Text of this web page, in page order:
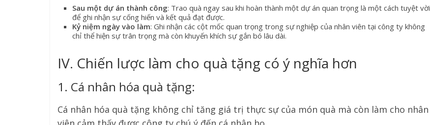
Sau một dự án thành công: Trao quà ngay sau khi hoàn thành một dự án quan trọng là một cách tuyệt vời
để ghi nhận sự cống hiến và kết quả đạt được.
Kỷ niệm ngày vào làm: Ghi nhận các cột mốc quan trọng trong sự nghiệp của nhân viên tại công ty không
chỉ thể hiện sự trân trọng mà còn khuyến khích sự gắn bó lâu dài.
IV. Chiến lược làm cho quà tặng có ý nghĩa hơn
1. Cá nhân hóa quà tặng:
Cá nhân hóa quà tặng không chỉ tăng giá trị thực sự của món quà mà còn làm cho nhân